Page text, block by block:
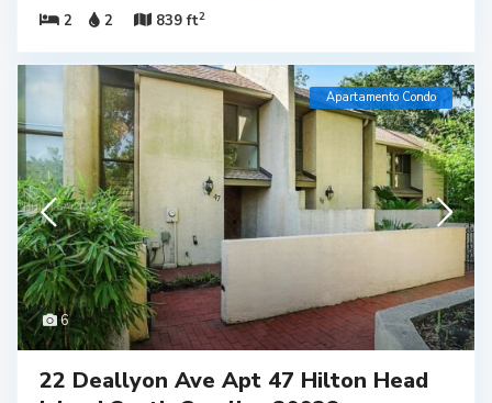
2
2 839 ft2
6
Apartamento Condo
22 Deallyon Ave Apt 47 Hilton Head